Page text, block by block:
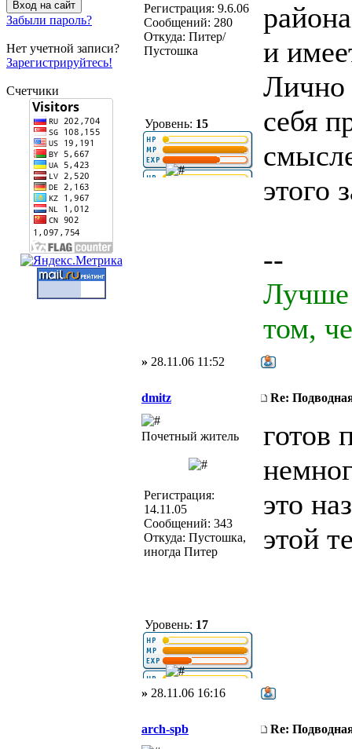
Забыли пароль?
Нет учетной записи?
Зарегистрируйтесь!
Счетчики
Регистрация: 9.6.06
Сообщений: 280
Откуда: Питер/
Пустошка
Уровень: 15
и
Лично
себя
этого
--
Лучше
том,
» 28.11.06 11:52
dmitz Re:
Почетный житель
Регистрация:
14.11.05
Сообщений: 343
Откуда: Пустошка,
иногда Питер
Уровень: 17
готов
это
этой
» 28.11.06 16:16
arch-spb Re: